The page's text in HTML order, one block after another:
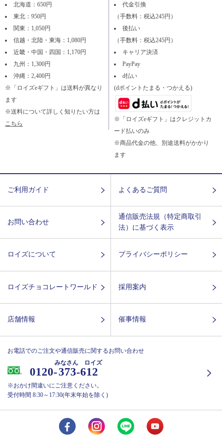
北海道：650円
東北：950円
関東：1,050円
信越・北陸・東海：1,080円
近畿・中国・四国：1,170円
九州：1,300円
沖縄：2,400円
※「ロイズeギフト」は送料が異なり
ます
※送料について詳しく知りたい方は
こちら
代金引換
（手数料：税込245円）
後払い
（手数料：税込245円）
キャリア決済
PayPay
d払い
(dポイントたまる・つかえる)
※「ロイズeギフト」はクレジットカ
ード払いのみ
※商品代金の他、別途送料がかかり
ます
ご利用ガイド よくあるご質問
お問い合わせ
通信販売法規（特定商取引
法）に基づく表示
ロイズについて プライバシーポリシー
ロイズチョコレートワールド 採用案内
店舗情報 催事情報
お電話でのご注文や通信販売に関するお問い合わせ
0120-373-612
みなさん ロイズ
※おかけ間違いにご注意ください。
受付時間 8:30～17:30(年末年始を除く)